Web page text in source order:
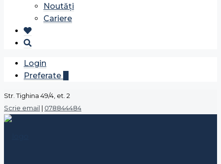
Noutăți
Cariere
Login
Preferate
Str. Tighina 49/4, et. 2
Scrie email | 078844484